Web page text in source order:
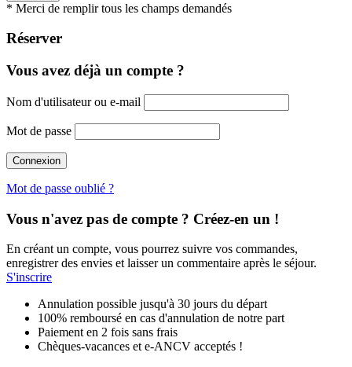
* Merci de remplir tous les champs demandés
Réserver
Vous avez déjà un compte ?
Nom d'utilisateur ou e-mail
Mot de passe
Mot de passe oublié ?
Vous n'avez pas de compte ? Créez-en un !
En créant un compte, vous pourrez suivre vos commandes,
enregistrer des envies et laisser un commentaire après le séjour.
S'inscrire
Annulation possible jusqu'à 30 jours du départ
100% remboursé en cas d'annulation de notre part
Paiement en 2 fois sans frais
Chèques-vacances et e-ANCV acceptés !